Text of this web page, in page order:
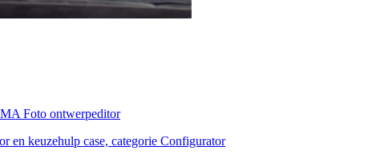
Foto ontwerpeditor
en keuzehulp case, categorie Configurator